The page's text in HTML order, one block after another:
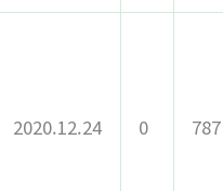
2020.12.24 0 787